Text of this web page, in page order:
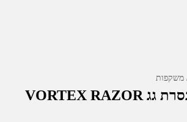
משקפות
משקפת עם מנסרת גג VORTEX RAZOR